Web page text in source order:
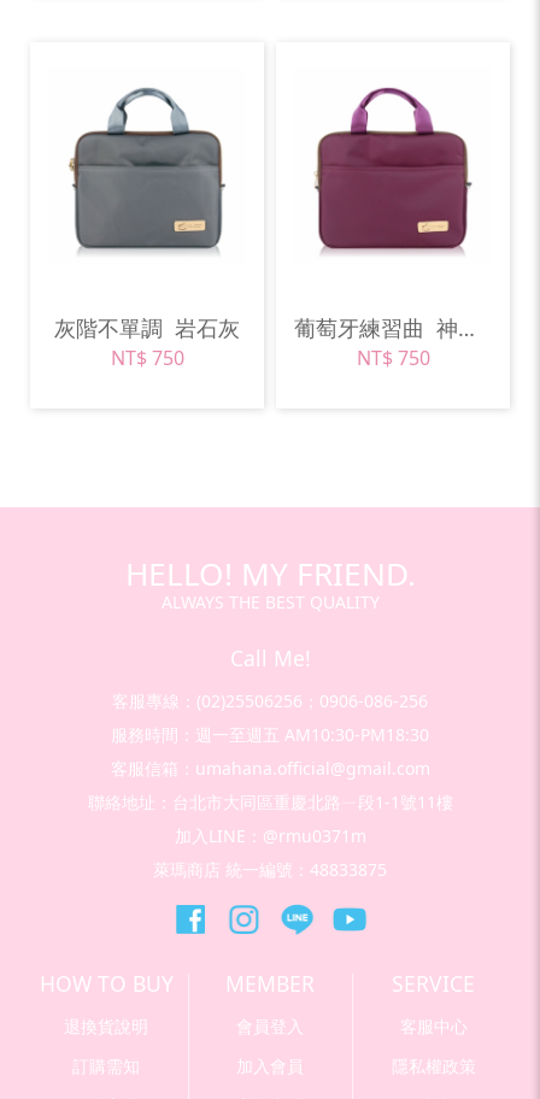
灰階不單調 岩石灰
NT$ 750
葡萄牙練習曲 神秘紫
NT$ 750
HELLO! MY FRIEND.
ALWAYS THE BEST QUALITY
Call Me!
客服專線：(02)25506256；0906-086-256
服務時間：週一至週五 AM10:30-PM18:30
客服信箱：umahana.official@gmail.com
聯絡地址：台北市大同區重慶北路ㄧ段1-1號11樓
加入LINE：@rmu0371m
萊瑪商店 統一編號：48833875
HOW TO BUY
退換貨說明
訂購需知
MEMBER
會員登入
加入會員
SERVICE
客服中心
隱私權政策